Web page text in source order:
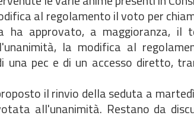
al regolamento il voto per
approvato, a maggioranza, il
la modifica al
una pec e di un accesso diretto,
il rinvio della seduta a
all'unanimità. Restano da